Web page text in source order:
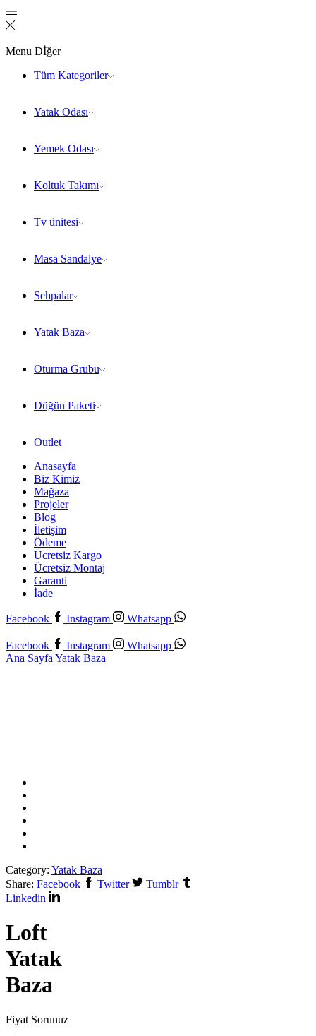
Menu Dİğer
Tüm Kategoriler
Yatak Odası
Yemek Odası
Koltuk Takımı
Tv ünitesi
Masa Sandalye
Sehpalar
Yatak Baza
Oturma Grubu
Düğün Paketi
Outlet
Anasayfa
Biz Kimiz
Mağaza
Projeler
Blog
İletişim
Ödeme
Ücretsiz Kargo
Ücretsiz Montaj
Garanti
İade
Facebook Instagram Whatsapp
Facebook Instagram
Whatsapp
Ana Sayfa Yatak Baza
Category: Yatak Baza
Share: Facebook Twitter
Tumblr
Linkedin
Loft
Yatak
Baza
Fiyat Sorunuz